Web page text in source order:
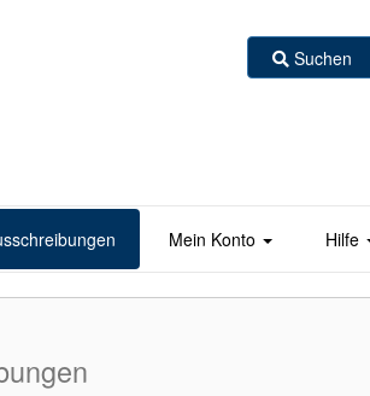
Suchen
Mein Konto Hilfe